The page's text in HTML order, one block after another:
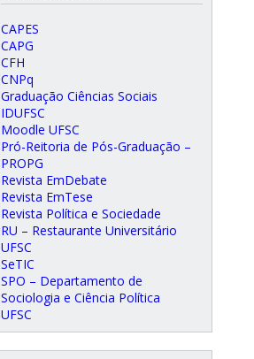
CAPES
CAPG
CFH
CNPq
Graduação Ciências Sociais
IDUFSC
Moodle UFSC
Pró-Reitoria de Pós-Graduação –
PROPG
Revista EmDebate
Revista EmTese
Revista Política e Sociedade
RU – Restaurante Universitário
UFSC
SeTIC
SPO – Departamento de
Sociologia e Ciência Política
UFSC